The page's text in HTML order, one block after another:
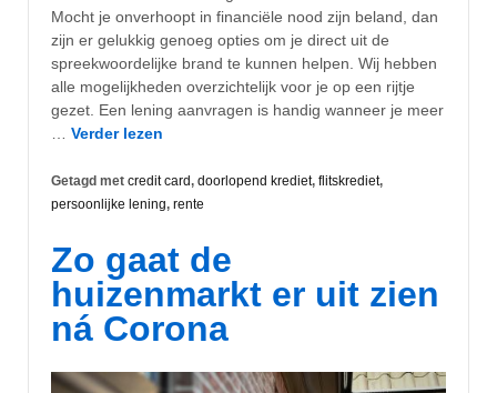
Mocht je onverhoopt in financiële nood zijn beland, dan
zijn er gelukkig genoeg opties om je direct uit de
spreekwoordelijke brand te kunnen helpen. Wij hebben
alle mogelijkheden overzichtelijk voor je op een rijtje
gezet. Een lening aanvragen is handig wanneer je meer
Verder lezen
Getagd met credit card, doorlopend krediet, flitskrediet,
persoonlijke lening, rente
Zo gaat de
huizenmarkt er uit zien
ná Corona